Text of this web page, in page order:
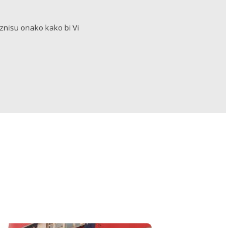
onako kako bi Vi